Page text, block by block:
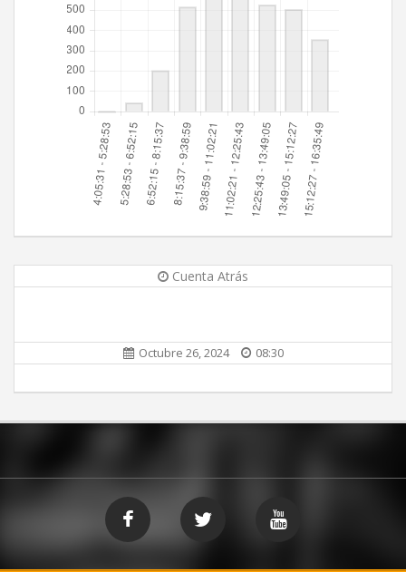
Cuenta Atrás
Octubre 26, 2024 08:30